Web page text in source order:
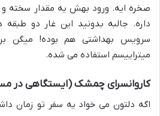
صخره ایه. ورود بهش یه مقدار سخته و
داره. جالبه بدونید این غار دو
سرویس بهداشتی هم بوده! میگن
میتراییسم استفاده می شده.
کاروانسرای چمشک (ایستگاهی در
اگه دلتون می خواد یه سفر تو زمان